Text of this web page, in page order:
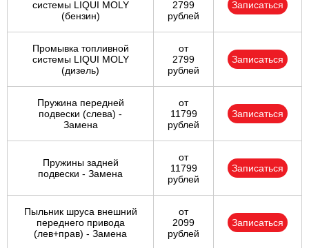
системы LIQUI MOLY
(бензин)
2799
рублей
Записаться
Промывка топливной
системы LIQUI MOLY
(дизель)
от
2799
рублей
Записаться
Пружина передней
подвески (слева) -
Замена
от
11799
рублей
Записаться
Пружины задней
подвески - Замена
от
11799
рублей
Записаться
Пыльник шруса внешний
переднего привода
(лев+прав) - Замена
от
2099
рублей
Записаться